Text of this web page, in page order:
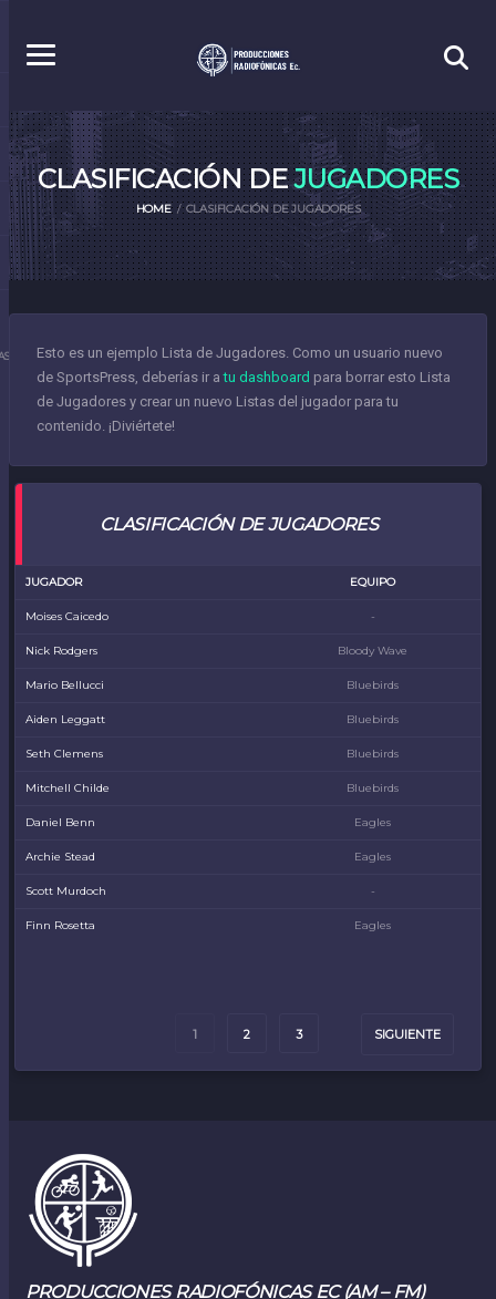
CLASIFICACIÓN DEJUGADORES
HOME CLASIFICACIÓN DE JUGADORES
Esto es un ejemplo Lista de Jugadores. Como un usuario nuevo
de SportsPress, deberías ir atu dashboard para borrar esto Lista
de Jugadores y crear un nuevo Listas del jugador para tu
contenido. ¡Diviértete!
CLASIFICACIÓN DE JUGADORES
JUGADOR EQUIPO
Moises Caicedo -
Nick Rodgers Bloody Wave
Mario Bellucci Bluebirds
Aiden Leggatt Bluebirds
Seth Clemens Bluebirds
Mitchell Childe Bluebirds
Daniel Benn Eagles
Archie Stead Eagles
Scott Murdoch -
Finn Rosetta Eagles
1 2 3 SIGUIENTE
PRODUCCIONES RADIOFÓNICAS EC (AM – FM)